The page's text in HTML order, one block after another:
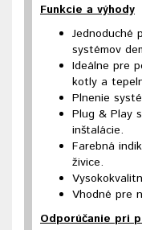
Funkcie a výhody
Jednoduché
systémov
Ideálne pre
kotly a
Plnenie
Plug & Play
inštalácie.
Farebná
živice.
Vhodné pre
Odporúčanie pri